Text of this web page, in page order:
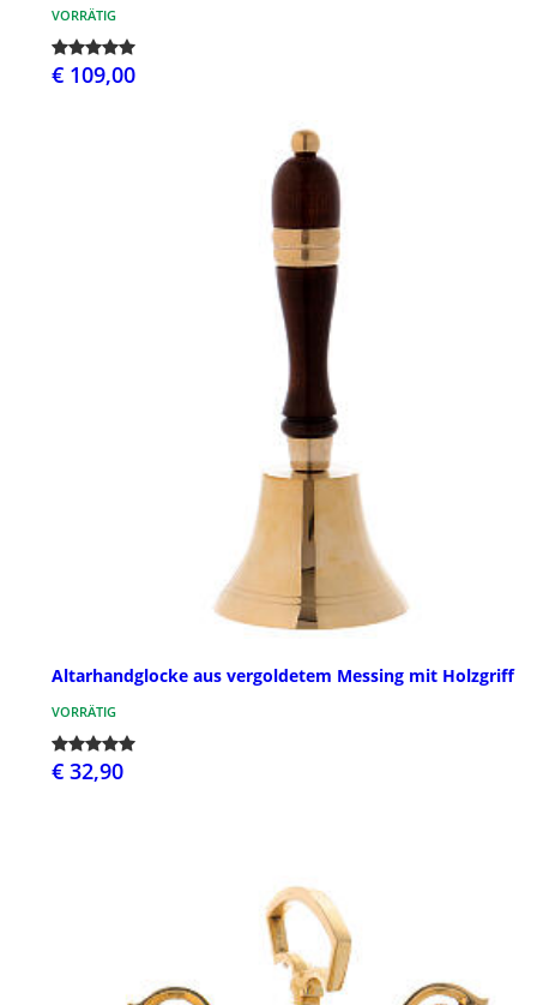
VORRÄTIG
€ 109,00
Altarhandglocke aus vergoldetem Messing mit Holzgriff
VORRÄTIG
€ 32,90